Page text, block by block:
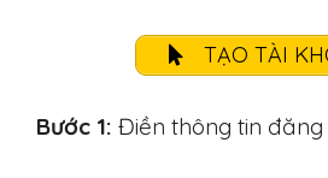
TẠO TÀI
Bước 1: Điền thông tin đăng